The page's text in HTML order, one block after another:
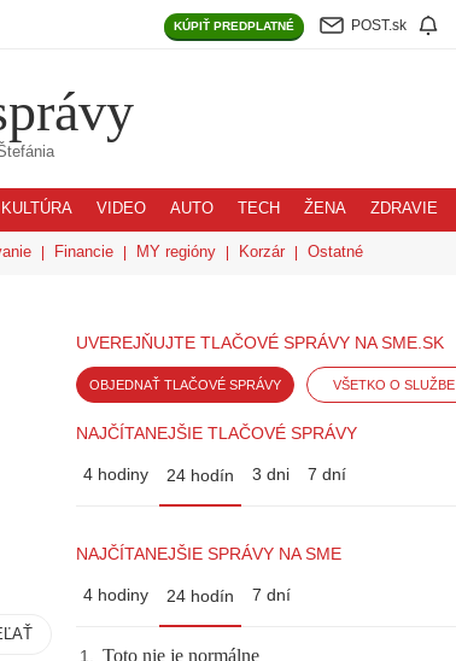
KÚPIŤ PREDPLATNÉ POST.sk
KULTÚRA VIDEO AUTO TECH ŽENA ZDRAVIE
Financie MY regióny Korzár Ostatné
UVEREJŇUJTE TLAČOVÉ SPRÁVY NA SME.SK
OBJEDNAŤ TLAČOVÉ SPRÁVY VŠETKO O SLUŽBE
NAJČÍTANEJŠIE TLAČOVÉ SPRÁVY
4 hodiny 24 hodín 3 dni 7 dní
NAJČÍTANEJŠIE SPRÁVY NA SME
4 hodiny 24 hodín 7 dní
1. Toto nie je normálne